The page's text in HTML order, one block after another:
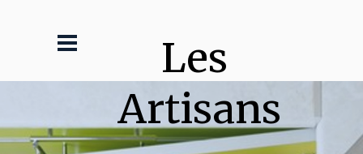
Les
Artisans